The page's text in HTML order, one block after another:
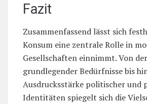
Fazit
Zusammenfassend lässt sich
Konsum eine zentrale Rolle in
Gesellschaften einnimmt. Von
grundlegender Bedürfnisse bis
Ausdrucksstärke politischer und
Identitäten spiegelt sich die